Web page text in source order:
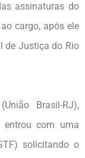
assinaturas do
cargo, após ele
de Justiça do Rio
Brasil-RJ),
entrou com uma
solicitando o